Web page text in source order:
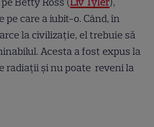
pe care a iubit-o. Când, în
la civilizaţie, el trebuie să
Acesta a fost expus la
radiaţii şi nu poate reveni la